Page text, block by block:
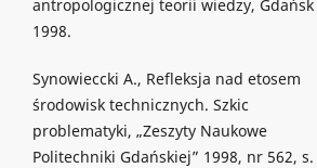
antropologicznej teorii wiedzy, Gdańsk
1998.
Synowieccki A., Refleksja nad etosem
środowisk technicznych. Szkic
problematyki, „Zeszyty Naukowe
Politechniki Gdańskiej” 1998, nr 562, s.